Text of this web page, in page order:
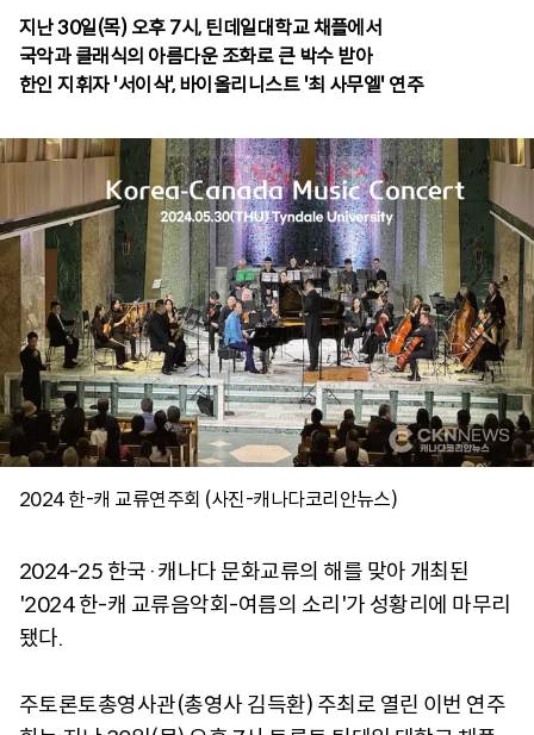
지난 30일(목) 오후 7시, 틴데일대학교 채플에서
국악과 클래식의 아름다운 조화로 큰 박수 받아
한인 지휘자 '서이삭', 바이올리니스트 '최 사무엘' 연주
2024 한-캐 교류연주회 (사진-캐나다코리안뉴스)
2024-25 한국·캐나다 문화교류의 해를 맞아 개최된
'2024 한-캐 교류음악회-여름의 소리'가 성황리에 마무리
됐다.
주토론토총영사관(총영사 김득환) 주최로 열린 이번 연주